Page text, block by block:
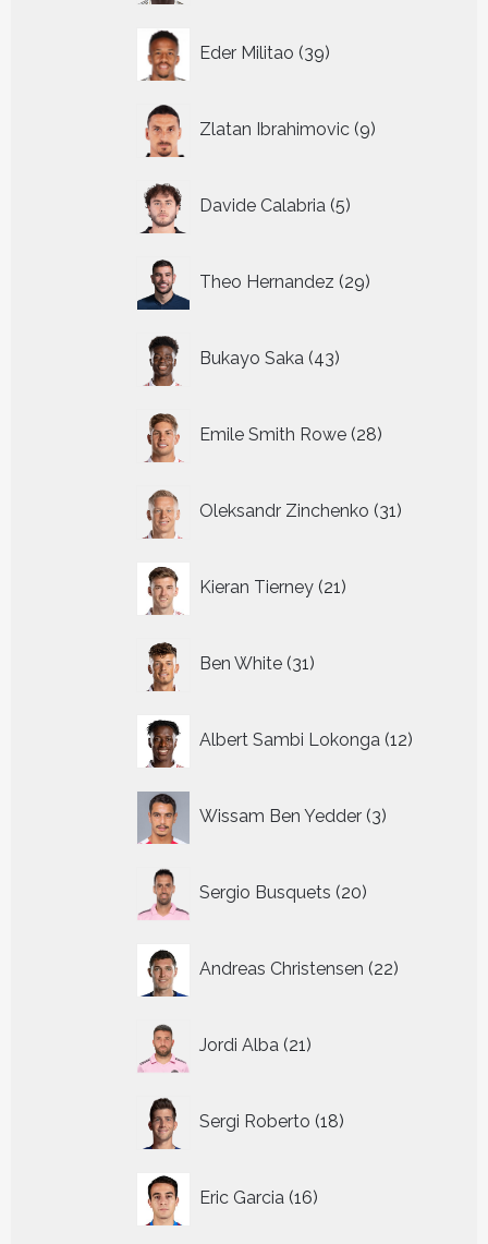
Eder Militao 39
producten
Zlatan Ibrahimovic 9
producten
Davide Calabria 5
producten
Theo Hernandez 29
producten
Bukayo Saka 43
producten
Emile Smith Rowe 28
producten
Oleksandr Zinchenko 31
producten
Kieran Tierney 21
producten
Ben White 31
producten
Albert Sambi Lokonga 12
Wissam Ben Yedder 3
producten
Sergio Busquets 20
producten
Andreas Christensen 22
producten
Jordi Alba 21
producten
Sergi Roberto 18
producten
Eric Garcia 16
producten